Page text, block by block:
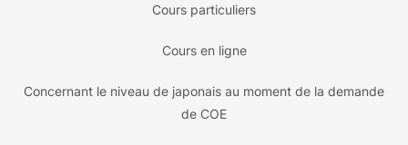
Cours particuliers
Cours en ligne
Concernant le niveau de japonais au moment de la demande
de COE